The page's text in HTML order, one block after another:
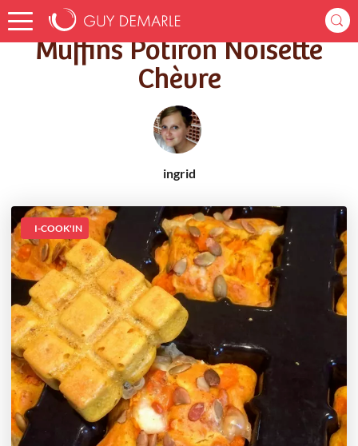
Accueil Recettes Muffins Potiron Noisette Chèvre
Muffins Potiron Noisette
Chèvre
ingrid
I-COOK'IN